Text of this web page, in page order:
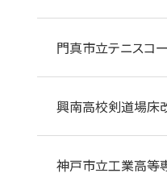
門真市立テニスコ
興南高校剣道場床
神戸市立工業高等